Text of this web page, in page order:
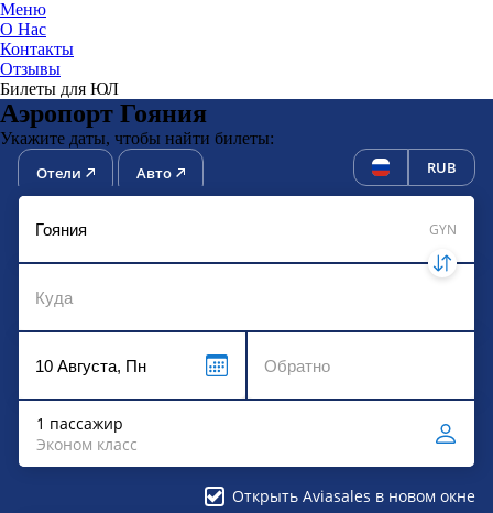
Меню
О Нас
Контакты
Отзывы
Билеты для ЮЛ
Аэропорт Гояния
Укажите даты, чтобы найти билеты:
Отели Авто RUB
GYN
1 пассажир
Эконом класс
Открыть Aviasales в новом окне